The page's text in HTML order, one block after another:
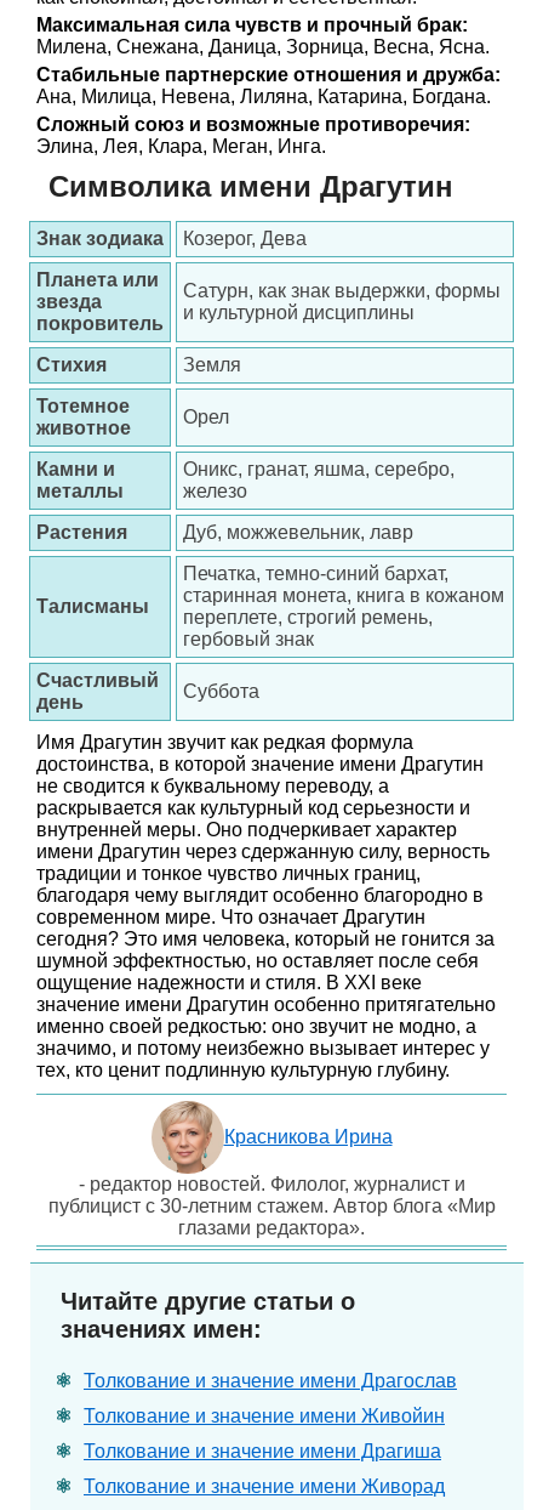
Максимальная сила чувств и прочный брак:
Милена, Снежана, Даница, Зорница, Весна, Ясна.
Стабильные партнерские отношения и дружба:
Ана, Милица, Невена, Лиляна, Катарина, Богдана.
Сложный союз и возможные противоречия:
Элина, Лея, Клара, Меган, Инга.
Символика имени Драгутин
Знак зодиака
Козерог, Дева
Планета или
звезда
покровитель
Сатурн, как знак выдержки, формы
и культурной дисциплины
Стихия
Земля
Тотемное
животное
Орел
Камни и
металлы
Оникс, гранат, яшма, серебро,
железо
Растения
Дуб, можжевельник, лавр
Талисманы
Печатка, темно-синий бархат,
старинная монета, книга в кожаном
переплете, строгий ремень,
гербовый знак
Счастливый
день
Суббота
Имя Драгутин звучит как редкая формула
достоинства, в которой значение имени Драгутин
не сводится к буквальному переводу, а
раскрывается как культурный код серьезности и
внутренней меры. Оно подчеркивает характер
имени Драгутин через сдержанную силу, верность
традиции и тонкое чувство личных границ,
благодаря чему выглядит особенно благородно в
современном мире. Что означает Драгутин
сегодня? Это имя человека, который не гонится за
шумной эффектностью, но оставляет после себя
ощущение надежности и стиля. В XXI веке
значение имени Драгутин особенно притягательно
именно своей редкостью: оно звучит не модно, а
значимо, и потому неизбежно вызывает интерес у
тех, кто ценит подлинную культурную глубину.
Красникова Ирина
- редактор новостей. Филолог, журналист и
публицист с 30-летним стажем. Автор блога «Мир
глазами редактора».
Читайте другие статьи о
значениях имен:
Толкование и значение имени Драгослав
Толкование и значение имени Живойин
Толкование и значение имени Драгиша
Толкование и значение имени Живорад